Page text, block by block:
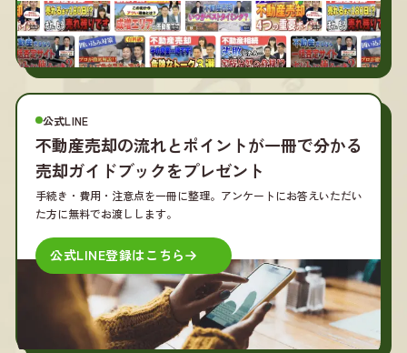
公式LINE
不動産売却の流れとポイントが一冊で分かる
売却ガイドブックをプレゼント
手続き・費用・注意点を一冊に整理。アンケートにお答えいただい
た方に無料でお渡しします。
公式LINE登録はこちら